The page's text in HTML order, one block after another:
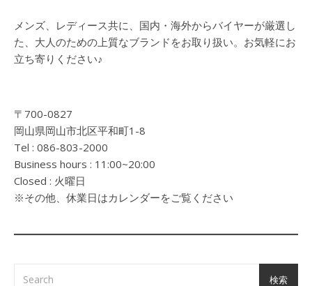
メンズ、レディース共に、国内・海外からバイヤーが厳選し
た、大人のための上質なブランドをお取り扱い。お気軽にお
立ち寄りください♪
〒700-0827
岡山県岡山市北区平和町1-8
Tel : 086-803-2000
Business hours : 11:00~20:00
Closed : 火曜日
※その他、休業日はカレンダーをご覧ください
検索